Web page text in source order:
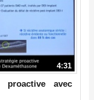
4:31
proactive avec